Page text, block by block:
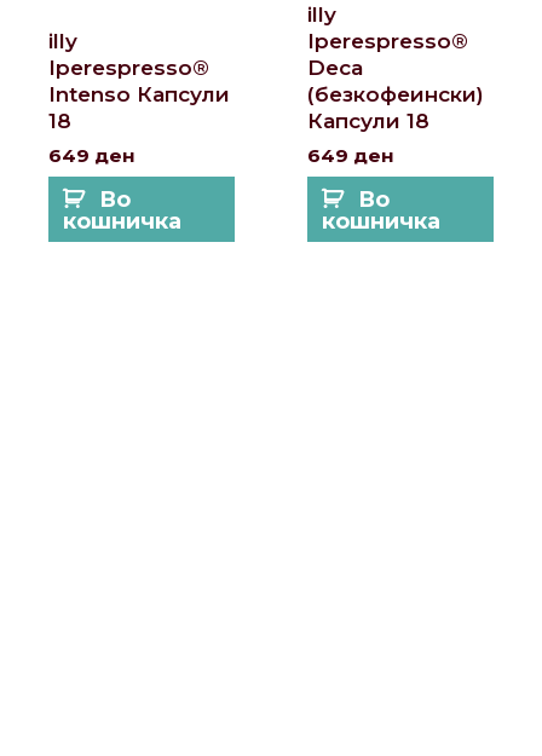
illy
Iperespresso®
Intenso Капсули
18
649 ден
Во
кошничка
illy
Iperespresso®
Deca
(безкофеински)
Капсули 18
649 ден
Во
кошничка